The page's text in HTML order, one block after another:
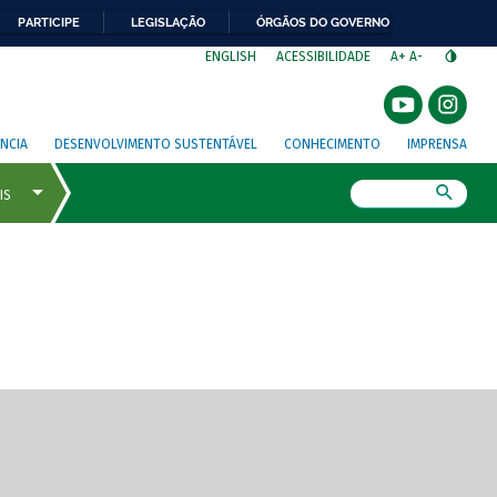
PARTICIPE LEGISLAÇÃO ÓRGÃOS DO GOVERNO
ENGLISH ACESSIBILIDADE A+ A-
DESENVOLVIMENTO SUSTENTÁVEL CONHECIMENTO IMPRENSA
de tela